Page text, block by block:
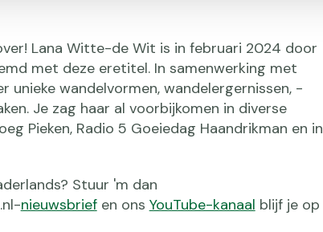
Lana Witte-de Wit is in februari 2024 door
met deze eretitel. In samenwerking met
unieke wandelvormen, wandelergernissen, -
Je zag haar al voorbijkomen in diverse
Pieken, Radio 5 Goeiedag Haandrikman en in
Stuur 'm dan
nieuwsbriefen ons YouTube-kanaal blijf je op